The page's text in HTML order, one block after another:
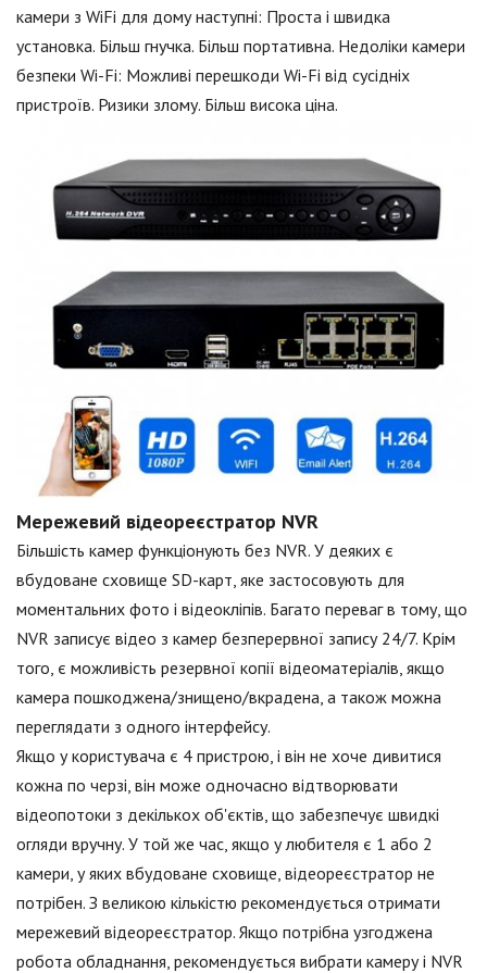
камери з WiFi для дому наступні: Проста і швидка
установка. Більш гнучка. Більш портативна. Недоліки камери
безпеки Wi-Fi: Можливі перешкоди Wi-Fi від сусідніх
пристроїв. Ризики злому. Більш висока ціна.
Мережевий відеореєстратор NVR
Більшість камер функціонують без NVR. У деяких є
вбудоване сховище SD-карт, яке застосовують для
моментальних фото і відеокліпів. Багато переваг в тому, що
NVR записує відео з камер безперервної запису 24/7. Крім
того, є можливість резервної копії відеоматеріалів, якщо
камера пошкоджена/знищено/вкрадена, а також можна
переглядати з одного інтерфейсу.
Якщо у користувача є 4 пристрою, і він не хоче дивитися
кожна по черзі, він може одночасно відтворювати
відеопотоки з декількох об'єктів, що забезпечує швидкі
огляди вручну. У той же час, якщо у любителя є 1 або 2
камери, у яких вбудоване сховище, відеореєстратор не
потрібен. З великою кількістю рекомендується отримати
мережевий відеореєстратор. Якщо потрібна узгоджена
робота обладнання, рекомендується вибрати камеру і NVR